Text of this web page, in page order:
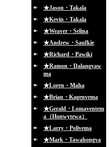
★Jason・Takala
★Kevin・Takala
★Weaver・Selina
★Andrew・Saufkie
★Richard・Pawiki
★Ramon・Dalangyaw
ma
★Loren・Maha
★Brian・Kagenvema
★Gerald・Lomaventem
a（Honwytewa）
★Larry・Polivema
★Mark・Tawahongva